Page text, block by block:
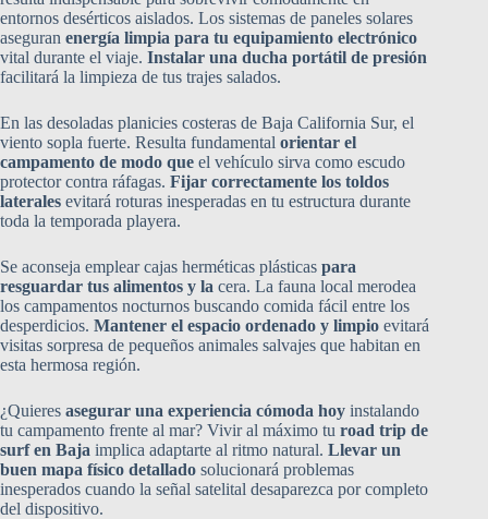
entornos desérticos aislados. Los sistemas de paneles solares
aseguran energía limpia para tu equipamiento electrónico
vital durante el viaje. Instalar una ducha portátil de presión
facilitará la limpieza de tus trajes salados.
En las desoladas planicies costeras de Baja California Sur, el
viento sopla fuerte. Resulta fundamental orientar el
campamento de modo que el vehículo sirva como escudo
protector contra ráfagas. Fijar correctamente los toldos
laterales evitará roturas inesperadas en tu estructura durante
toda la temporada playera.
Se aconseja emplear cajas herméticas plásticas para
resguardar tus alimentos y la cera. La fauna local merodea
los campamentos nocturnos buscando comida fácil entre los
desperdicios. Mantener el espacio ordenado y limpio evitará
visitas sorpresa de pequeños animales salvajes que habitan en
esta hermosa región.
¿Quieres asegurar una experiencia cómoda hoy instalando
tu campamento frente al mar? Vivir al máximo tu road trip de
surf en Baja implica adaptarte al ritmo natural. Llevar un
buen mapa físico detallado solucionará problemas
inesperados cuando la señal satelital desaparezca por completo
del dispositivo.